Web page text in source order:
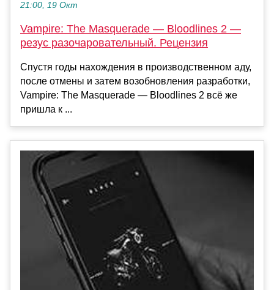
21:00, 19 Окт
Vampire: The Masquerade — Bloodlines 2 —
резус разочаровательный. Рецензия
Спустя годы нахождения в производственном аду,
после отмены и затем возобновления разработки,
Vampire: The Masquerade — Bloodlines 2 всё же
пришла к ...